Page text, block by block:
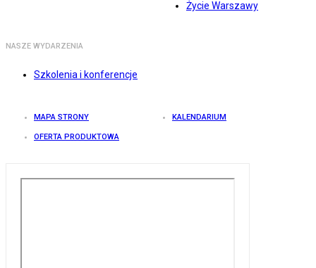
Życie Warszawy
NASZE WYDARZENIA
Szkolenia i konferencje
MAPA STRONY KALENDARIUM
OFERTA PRODUKTOWA